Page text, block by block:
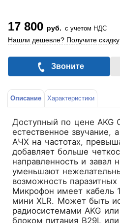
17 800 руб. с учетом НДС
Нашли дешевле? Получите
Звоните
Описание Характеристики
Доступный по цене AKG
естественное звучание,
АЧХ на частотах,
добавляет больше
направленность и завал
уменьшают
возможность паразитных
Микрофон имеет кабель
мини XLR. Может быть
радиосистемами AKG
блоком питания B29L